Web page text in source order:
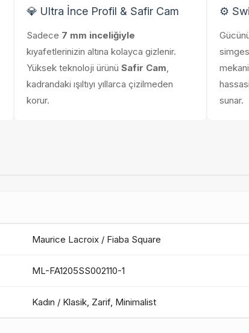
💎 Ultra İnce Profil & Safir Cam
Sadece 7 mm inceliğiyle
kıyafetlerinizin altına kolayca gizlenir.
Yüksek teknoloji ürünü Safir Cam,
kadrandaki ışıltıyı yıllarca çizilmeden
korur.
⚙️
sunar.
Maurice Lacroix / Fiaba Square
ML-FA1205SS002110-1
Kadın / Klasik, Zarif, Minimalist